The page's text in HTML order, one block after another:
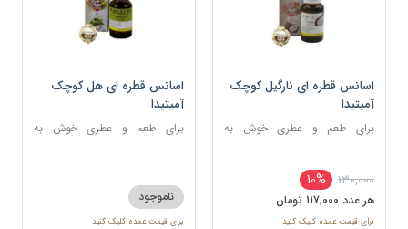
اسانس قطره ای نارگیل کوچک
آمیتیدا
برای طعم و عطری خوش به
130,000
10%
هر عدد 117,000 تومان
برای قیمت عمده کلیک کنید
اسانس قطره ای هل کوچک
آمیتیدا
برای طعم و عطری خوش به
ناموجود
برای قیمت عمده کلیک کنید